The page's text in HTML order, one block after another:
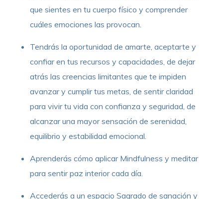
que sientes en tu cuerpo físico y comprender
cuáles emociones las provocan.
Tendrás la oportunidad de amarte, aceptarte y
confiar en tus recursos y capacidades, de dejar
atrás las creencias limitantes que te impiden
avanzar y cumplir tus metas, de sentir claridad
para vivir tu vida con confianza y seguridad, de
alcanzar una mayor sensación de serenidad,
equilibrio y estabilidad emocional.
Aprenderás cómo aplicar Mindfulness y meditar
para sentir paz interior cada día.
Accederás a un espacio Sagrado de sanación y